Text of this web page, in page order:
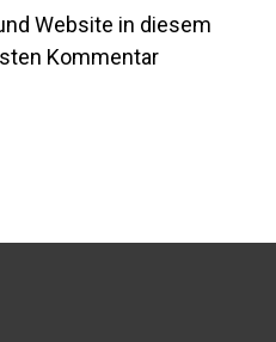
Website in diesem
Kommentar